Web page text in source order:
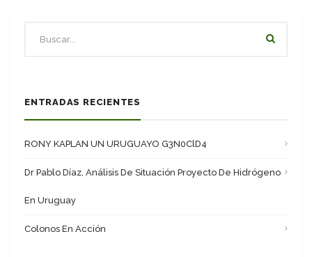
ENTRADAS RECIENTES
RONY KAPLAN UN URUGUAYO G3N0ClD4
Dr Pablo Díaz, Análisis De Situación Proyecto De Hidrógeno
En Uruguay
Colonos En Acción